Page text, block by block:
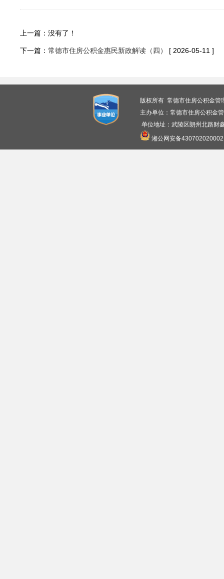
上一篇：没有了！
下一篇： 常德市住房公积金惠民新政解读（四） [ 2026-05-11 ]
版权所有 常德市住房公积金
主办单位：常德市住房公积金
单位地址：武陵区朗州北路
湘公网安备